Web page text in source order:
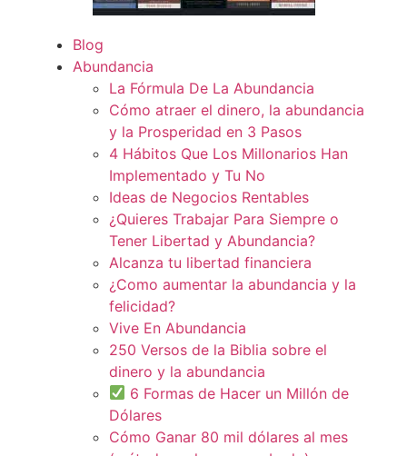
Blog
Abundancia
La Fórmula De La Abundancia
Cómo atraer el dinero, la abundancia
y la Prosperidad en 3 Pasos
4 Hábitos Que Los Millonarios Han
Implementado y Tu No
Ideas de Negocios Rentables
¿Quieres Trabajar Para Siempre o
Tener Libertad y Abundancia?
Alcanza tu libertad financiera
¿Como aumentar la abundancia y la
felicidad?
Vive En Abundancia
250 Versos de la Biblia sobre el
dinero y la abundancia
6 Formas de Hacer un Millón de
Dólares
Cómo Ganar 80 mil dólares al mes